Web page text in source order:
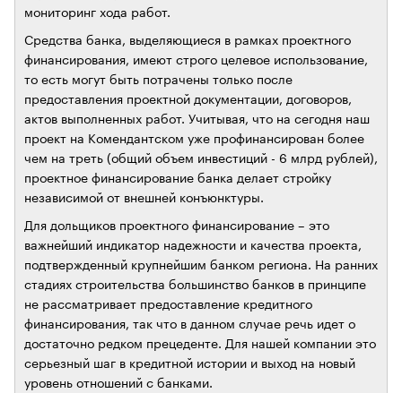
мониторинг хода работ.
Средства банка, выделяющиеся в рамках проектного
финансирования, имеют строго целевое использование,
то есть могут быть потрачены только после
предоставления проектной документации, договоров,
актов выполненных работ. Учитывая, что на сегодня наш
проект на Комендантском уже профинансирован более
чем на треть (общий объем инвестиций - 6 млрд рублей),
проектное финансирование банка делает стройку
независимой от внешней конъюнктуры.
Для дольщиков проектного финансирование – это
важнейший индикатор надежности и качества проекта,
подтвержденный крупнейшим банком региона. На ранних
стадиях строительства большинство банков в принципе
не рассматривает предоставление кредитного
финансирования, так что в данном случае речь идет о
достаточно редком прецеденте. Для нашей компании это
серьезный шаг в кредитной истории и выход на новый
уровень отношений с банками.